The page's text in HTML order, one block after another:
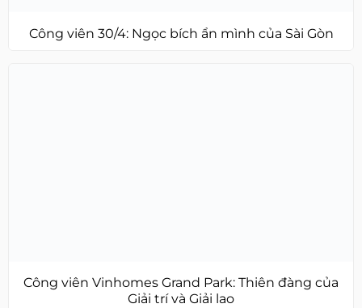
Công viên 30/4: Ngọc bích ẩn mình của Sài Gòn
Công viên Vinhomes Grand Park: Thiên đàng của
Giải trí và Giải lao